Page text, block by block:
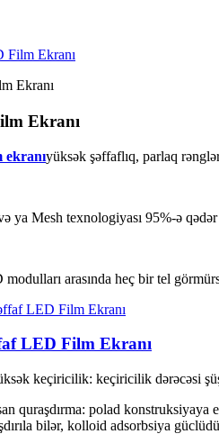
Film Ekranı
Ekranı
ekranıyüksək şəffaflıq, parlaq
ya Mesh texnologiyası 95%-ə
modulları arasında heç bir tel
LED Film Ekranı
keçiricilik: keçiricilik dərəcəsi
quraşdırma: polad konstruksiyaya
bilər, kolloid adsorbsiya